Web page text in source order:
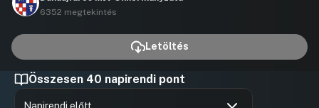
6352 megtekintés
Letöltés
Összesen 40 napirendi pont